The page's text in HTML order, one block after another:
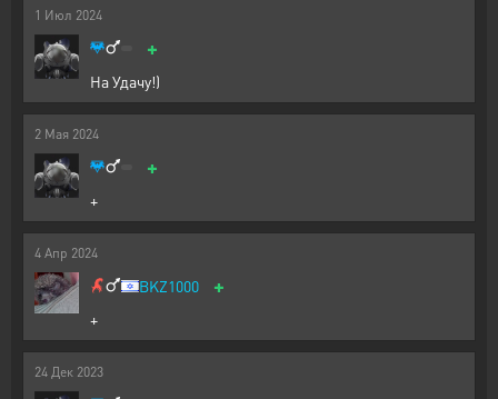
1 Июл 2024
+
На Удачу!)
2 Мая 2024
+
+
4 Апр 2024
BKZ1000 +
+
24 Дек 2023